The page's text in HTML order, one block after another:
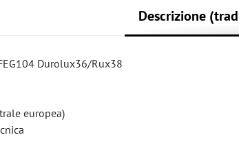
Descrizione
Durolux36/Rux38
europea)